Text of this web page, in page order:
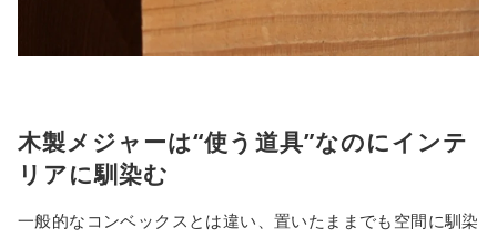
木製メジャーは“使う道具”なのにインテ
リアに馴染む
一般的なコンベックスとは違い、置いたままでも空間に馴染